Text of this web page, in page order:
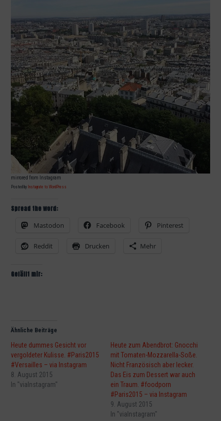
mirrored from Instagram
Posted by Instagrate to WordPress
Spread the word:
Mastodon
Facebook Pinterest
Reddit Drucken Mehr
Gefällt mir:
Ähnliche Beiträge
Heute dummes Gesicht vor
vergoldeter Kulisse. #Paris2015
#Versailles – via Instagram
8. August 2015
In "viaInstagram"
Heute zum Abendbrot: Gnocchi
mit Tomaten-Mozzarella-Soße.
Nicht Französisch aber lecker.
Das Eis zum Dessert war auch
ein Traum. #foodporn
#Paris2015 – via Instagram
9. August 2015
In "viaInstagram"